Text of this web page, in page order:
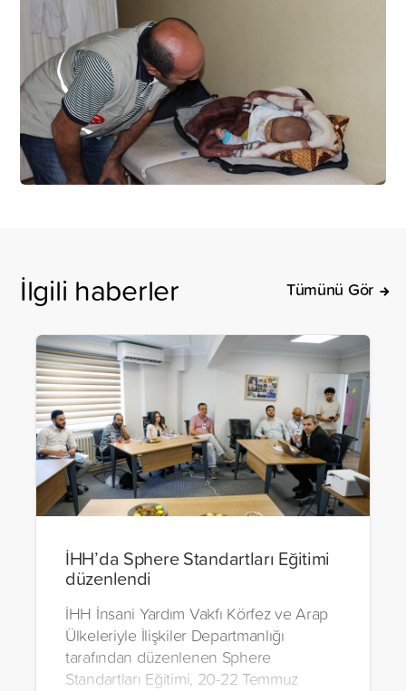
İlgili haberler Tümünü Gör
İHH’da Sphere Standartları Eğitimi
düzenlendi
İHH İnsani Yardım Vakfı Körfez ve Arap
Ülkeleriyle İlişkiler Departmanlığı
tarafından düzenlenen Sphere
Standartları Eğitimi, 20-22 Temmuz